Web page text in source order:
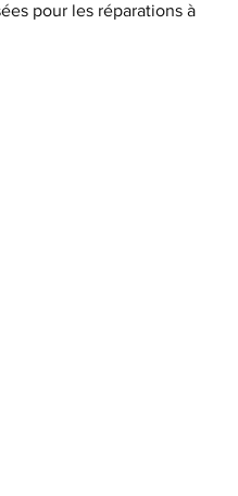
pour les réparations à